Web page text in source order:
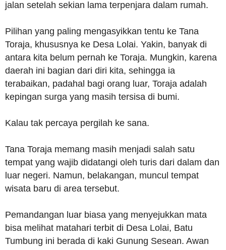
jalan setelah sekian lama terpenjara dalam rumah.
Pilihan yang paling mengasyikkan tentu ke Tana
Toraja, khususnya ke Desa Lolai. Yakin, banyak di
antara kita belum pernah ke Toraja. Mungkin, karena
daerah ini bagian dari diri kita, sehingga ia
terabaikan, padahal bagi orang luar, Toraja adalah
kepingan surga yang masih tersisa di bumi.
Kalau tak percaya pergilah ke sana.
Tana Toraja memang masih menjadi salah satu
tempat yang wajib didatangi oleh turis dari dalam dan
luar negeri. Namun, belakangan, muncul tempat
wisata baru di area tersebut.
Pemandangan luar biasa yang menyejukkan mata
bisa melihat matahari terbit di Desa Lolai, Batu
Tumbung ini berada di kaki Gunung Sesean. Awan